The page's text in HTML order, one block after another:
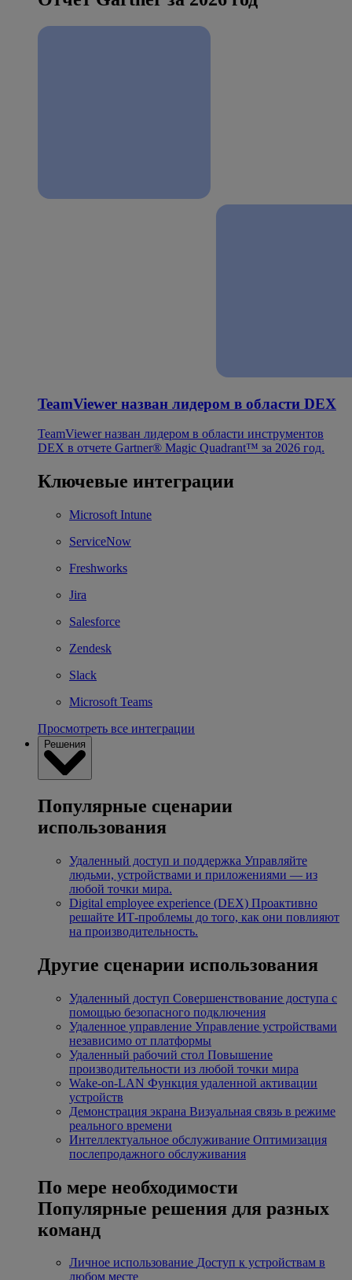
TeamViewer назван лидером в области DEX
TeamViewer назван лидером в области инструментов
DEX в отчете Gartner® Magic Quadrant™ за 2026 год.
Ключевые интеграции
Microsoft Intune
ServiceNow
Freshworks
Jira
Salesforce
Zendesk
Slack
Microsoft Teams
Просмотреть все интеграции
Решения
Популярные сценарии
использования
Удаленный доступ и поддержка Управляйте
людьми, устройствами и приложениями — из
любой точки мира.
Digital employee experience (DEX) Проактивно
решайте ИТ-проблемы до того, как они повлияют
на производительность.
Другие сценарии использования
Удаленный доступ Совершенствование доступа с
помощью безопасного подключения
Удаленное управление Управление устройствами
независимо от платформы
Удаленный рабочий стол Повышение
производительности из любой точки мира
Wake-on-LAN Функция удаленной активации
устройств
Демонстрация экрана Визуальная связь в режиме
реального времени
Интеллектуальное обслуживание Оптимизация
послепродажного обслуживания
По мере необходимости
Популярные решения для разных
команд
Личное использование Доступ к устройствам в
любом месте